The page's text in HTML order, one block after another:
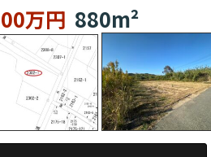
万円 880m²